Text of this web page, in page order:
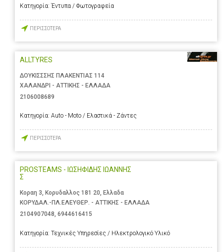
Κατηγορία: Έντυπα / Φωτογραφεία
ΠΕΡΙΣΣΟΤΕΡΑ
ALLTYRES
ΔΟΥΚΙΣΣΣΗΣ ΠΛΑΚΕΝΤΙΑΣ 114
ΧΑΛΑΝΔΡΙ - ΑΤΤΙΚΗΣ - ΕΛΛΑΔΑ
2106008689
Κατηγορία: Auto - Moto / Ελαστικά - Ζάντες
ΠΕΡΙΣΣΟΤΕΡΑ
PROSTEAMS - ΙΩΣΗΦΙΔΗΣ ΙΩΑΝΝΗΣ
Σ
Κοραη 3, Κορυδαλλος 181 20, Ελλαδα
ΚΟΡΥΔΑΛ.-ΠΛ.ΕΛΕΥΘΕΡ. - ΑΤΤΙΚΗΣ - ΕΛΛΑΔΑ
2104907048, 6944616415
Κατηγορία: Τεχνικές Υπηρεσίες / Ηλεκτρολογικό Υλικό